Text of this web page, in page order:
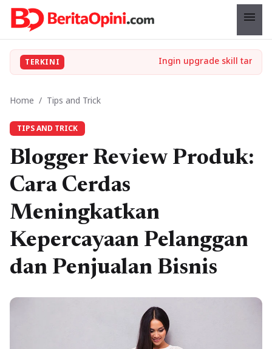
menu
TERKINI
Home / Tips and Trick
TIPS AND TRICK
Blogger Review Produk:
Cara Cerdas
Meningkatkan
Kepercayaan Pelanggan
dan Penjualan Bisnis